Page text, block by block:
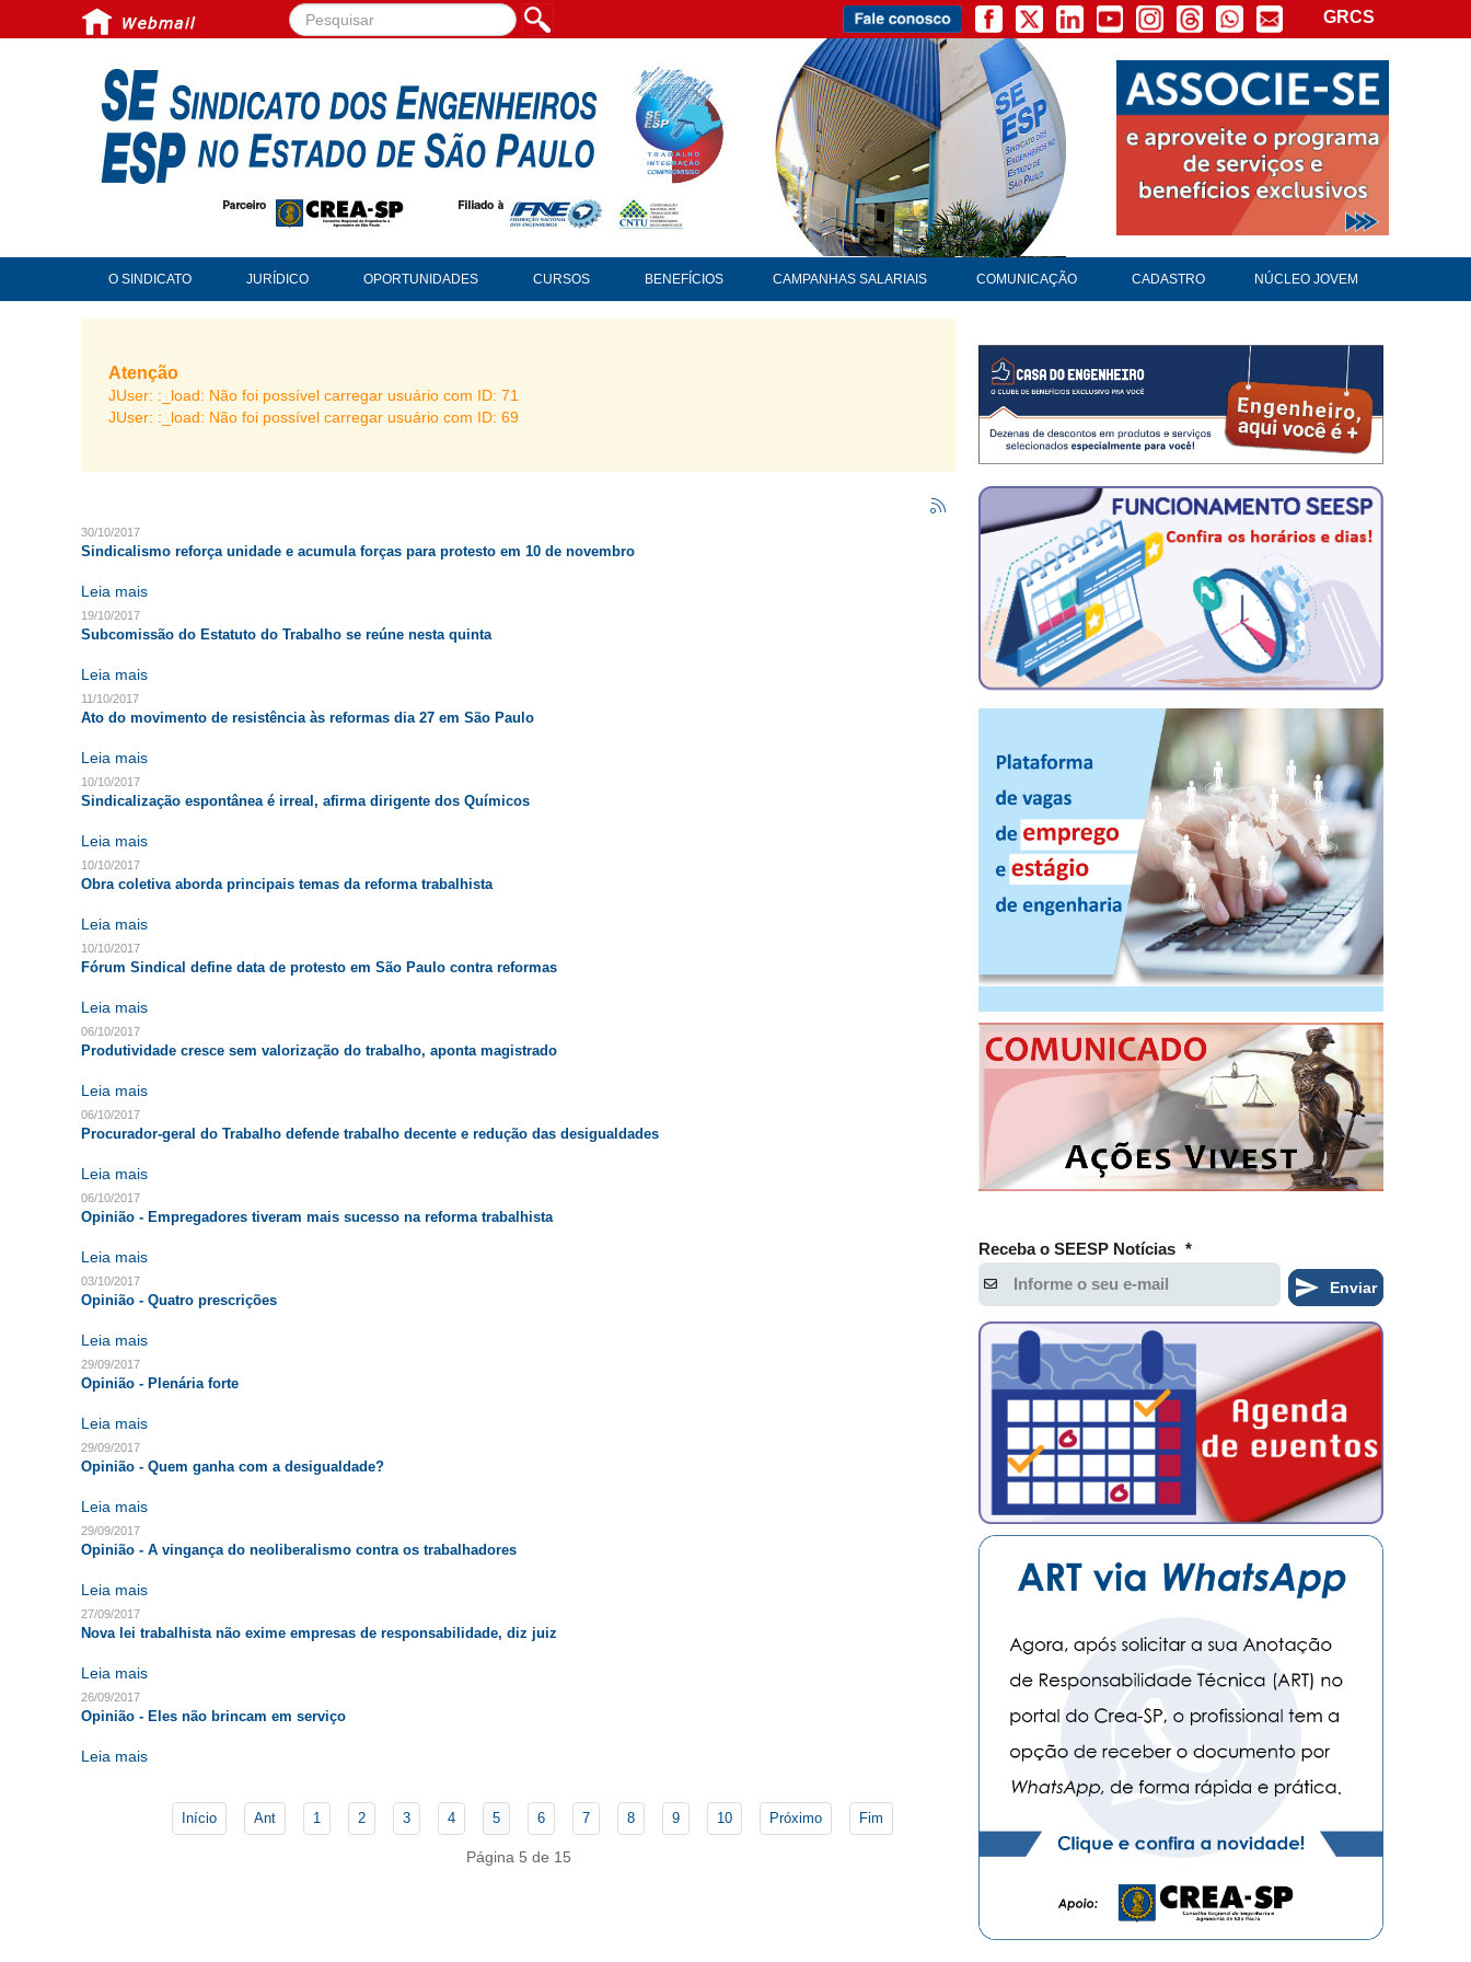
Pesquisar... GRCS
O SINDICATO JURÍDICO OPORTUNIDADES CURSOS BENEFÍCIOS CAMPANHAS SALARIAIS COMUNICAÇÃO CADASTRO NÚCLEO JOVEM
Atenção
JUser: :_load: Não foi possível carregar usuário com ID: 71
JUser: :_load: Não foi possível carregar usuário com ID: 69
30/10/2017
Sindicalismo reforça unidade e acumula forças para protesto em 10 de novembro
Leia mais
19/10/2017
Subcomissão do Estatuto do Trabalho se reúne nesta quinta
Leia mais
11/10/2017
Ato do movimento de resistência às reformas dia 27 em São Paulo
Leia mais
10/10/2017
Sindicalização espontânea é irreal, afirma dirigente dos Químicos
Leia mais
10/10/2017
Obra coletiva aborda principais temas da reforma trabalhista
Leia mais
10/10/2017
Fórum Sindical define data de protesto em São Paulo contra reformas
Leia mais
06/10/2017
Produtividade cresce sem valorização do trabalho, aponta magistrado
Leia mais
06/10/2017
Procurador-geral do Trabalho defende trabalho decente e redução das desigualdades
Leia mais
06/10/2017
Opinião - Empregadores tiveram mais sucesso na reforma trabalhista
Leia mais
03/10/2017
Opinião - Quatro prescrições
Leia mais
29/09/2017
Opinião - Plenária forte
Leia mais
29/09/2017
Opinião - Quem ganha com a desigualdade?
Leia mais
29/09/2017
Opinião - A vingança do neoliberalismo contra os trabalhadores
Leia mais
27/09/2017
Nova lei trabalhista não exime empresas de responsabilidade, diz juiz
Leia mais
26/09/2017
Opinião - Eles não brincam em serviço
Leia mais
Início Ant 1 2 3 4 5 6 7 8 9 10 Próximo Fim
Página 5 de 15
Receba o SEESP Notícias *
Enviar